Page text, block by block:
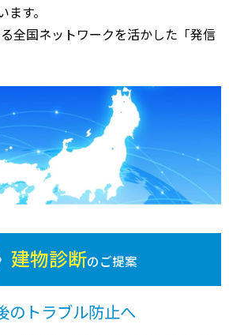
す。
全国ネットワークを活かした「発信
建物診断のご提案
のトラブル防止へ